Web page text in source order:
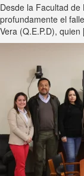
Desde la Facultad
profundamente el
Vera (Q.E.P.D),